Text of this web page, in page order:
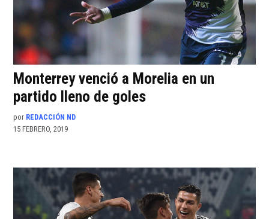
Monterrey venció a Morelia en un
partido lleno de goles
por REDACCIÓN ND
15 FEBRERO, 2019